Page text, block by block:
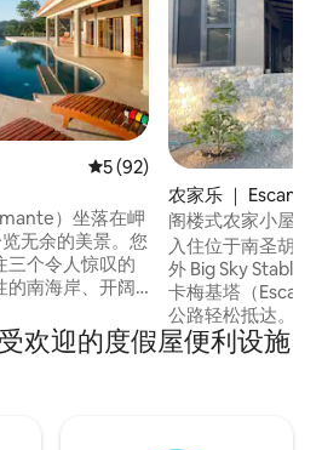
平均评分 5 分（满分 5 分）
5 (92)
）坐落在岬
无余的美景。您
三个令人惊叹的
的南海岸、开阔
）上拍打的海
农家乐 ｜
阁楼式农家小屋
入住位于南圣胡安
外 Big Sky
卡梅基塔（
公路轻松抵达。
声，看到马儿在草
不妨在您的私人露
欢迎的度假屋便利设施